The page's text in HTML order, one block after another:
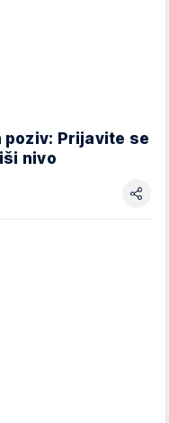
poziv: Prijavite se
nivo